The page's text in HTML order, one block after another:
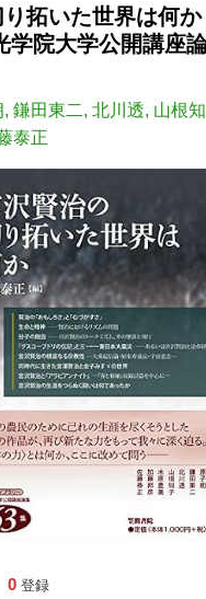
拓いた世界は何
学院大学公開講座
, 鎌田東二, 北川透, 山根
泰正
0 登録